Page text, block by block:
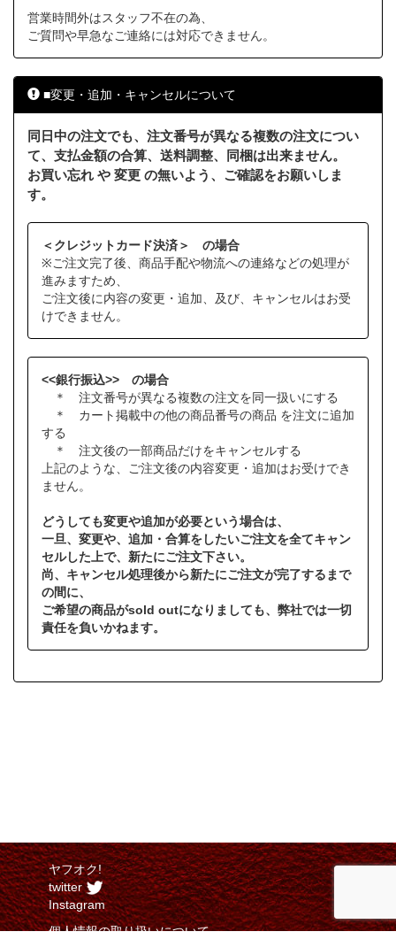
営業時間外はスタッフ不在の為、
ご質問や早急なご連絡には対応できません。
■変更・追加・キャンセルについて
同日中の注文でも、注文番号が異なる複数の注文につい
て、支払金額の合算、送料調整、同梱は出来ません。
お買い忘れ や 変更 の無いよう、ご確認をお願いしま
す。
＜クレジットカード決済＞ の場合
※ご注文完了後、商品手配や物流への連絡などの処理が
進みますため、
ご注文後に内容の変更・追加、及び、キャンセルはお受
けできません。
<<銀行振込>> の場合
＊ 注文番号が異なる複数の注文を同一扱いにする
＊ カート掲載中の他の商品番号の商品 を注文に追加
する
＊ 注文後の一部商品だけをキャンセルする
上記のような、ご注文後の内容変更・追加はお受けでき
ません。
どうしても変更や追加が必要という場合は、
一旦、変更や、追加・合算をしたいご注文を全てキャン
セルした上で、新たにご注文下さい。
尚、キャンセル処理後から新たにご注文が完了するまで
の間に、
ご希望の商品がsold outになりましても、弊社では一切
責任を負いかねます。
ヤフオク!
twitter
Instagram
個人情報の取り扱いについて